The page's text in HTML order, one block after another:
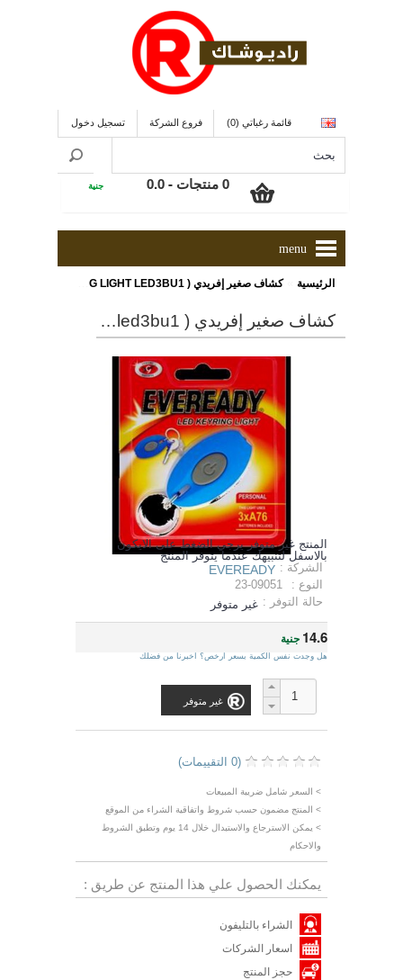
قائمة رغباتي (0) فروع الشركة تسجيل دخول
0 منتجات - 0.0 جنية
menu
الرئيسية »كشاف صغير إفريدي ( EVEREADY LED KEY RING LIGHT LED3BU1 )
كشاف صغير إفريدي ( eveready led key ring light led3bu1 )
المنتج غير متوفر يرجي الضغط على الايكون
بالاسفل لتنبيهك عندما يتوفر المنتج
الشركة : EVEREADY
النوع :
23-09051
حالة التوفر : غير متوفر
14.6 جنية
هل وجدت نفس الكمية بسعر ارخص؟ اخبرنا من فضلك
غير متوفر
(0 التقييمات)
> السعر شامل ضريبة المبيعات
> المنتج مضمون حسب شروط واتفاقية الشراء من الموقع
> يمكن الاسترجاع والاستبدال خلال 14 يوم وتطبق الشروط
والاحكام
يمكنك الحصول علي هذا المنتج عن طريق :
الشراء بالتليفون
اسعار الشركات
حجز المنتج